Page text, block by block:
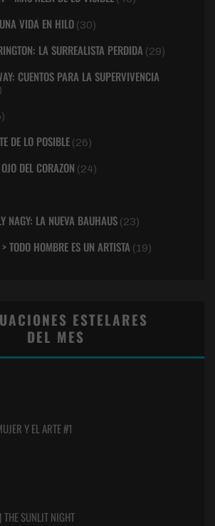
VIDA EN HILO (30)
LA SURREALISTA PERDIDA (29)
CUENTOS PARA LA SUPERVIVENCIA
DE LO POSIBLE (26)
DEL CORAZON (24)
NAGY: LA NUEVA BAUHAUS (23)
TODO HOMBRE ES UN ARTISTA (19)
ESTELARES
DEL MES
Y EL ARTE #1
THE SUNLIT NIGHT